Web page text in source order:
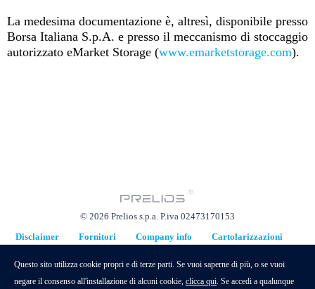
La medesima documentazione è, altresì, disponibile presso
Borsa Italiana S.p.A. e presso il meccanismo di stoccaggio
autorizzato eMarket Storage (www.emarketstorage.com).
© 2026 Prelios s.p.a. P.iva 02473170153
Disclaimer
Fornitori Company info
Cartolarizzazioni
hidden
Questo sito utilizza cookie propri e di terze parti. Se vuoi saperne di più, o se vuoi
negare il consenso all'installazione di alcuni cookie, clicca qui. Se accedi a qualunque